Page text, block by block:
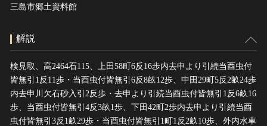
三島市郷土資料館
解説
検見取、高2464石115、上田58町6反16歩内去申より引続当酉虫付
皆無引1反11歩・当酉虫付皆無引6反8畝12歩、中田29町5反2畝24歩
内去申川欠石砂入引2反歩・去申より引続当酉虫付皆無引1反6畝16
歩、当酉虫付皆無引4反3畝1歩、下田42町2歩内去申より引続当酉
虫付皆無引3反1畝29歩・当酉虫付皆無引1町1反2畝10歩、外内水車